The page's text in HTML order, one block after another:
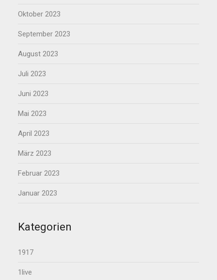
Oktober 2023
September 2023
August 2023
Juli 2023
Juni 2023
Mai 2023
April 2023
März 2023
Februar 2023
Januar 2023
Kategorien
1917
1live